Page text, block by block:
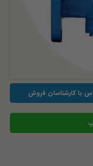
با کارشناسان فروش